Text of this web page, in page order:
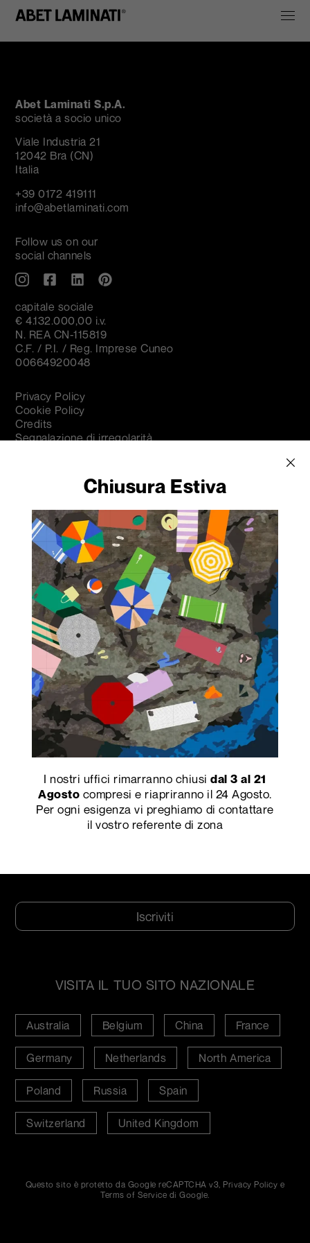
Abet Laminati S.p.A.
società a socio unico
Viale Industria 21
12042 Bra (CN)
Italia
+39 0172 419111
info@abetlaminati.com
Follow us on our
social channels
capitale sociale
€ 4.132.000,00 i.v.
N. REA CN-115819
C.F. / P.I. / Reg. Imprese Cuneo
00664920048
Privacy Policy
Cookie Policy
Credits
Segnalazione di irregolarità
Iscriviti alla nostra
newsletter per ricevere
tutte le informazioni su
eventi e novità.
Nome
Cognome *
*
Azienda *
Città *
*
Nazione*
Occupazione *
VISITA IL TUO SITO NAZIONALE
Australia Belgium China France
Germany Netherlands North America
Poland Russia Spain
Switzerland United Kingdom
Questo sito è protetto da Google reCAPTCHA v3, Privacy Policy e
Terms of Service di Google.
Chiusura Estiva
I nostri uffici rimarranno chiusidal 3 al 21
Agosto compresi e riapriranno il 24 Agosto.
Per ogni esigenza vi preghiamo di contattare
il vostro referente di zona